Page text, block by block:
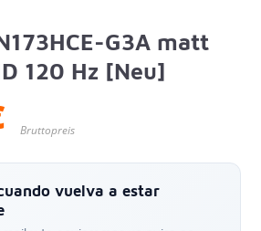
G3A matt
120 Hz [Neu]
Bruttopreis
vuelva a estar